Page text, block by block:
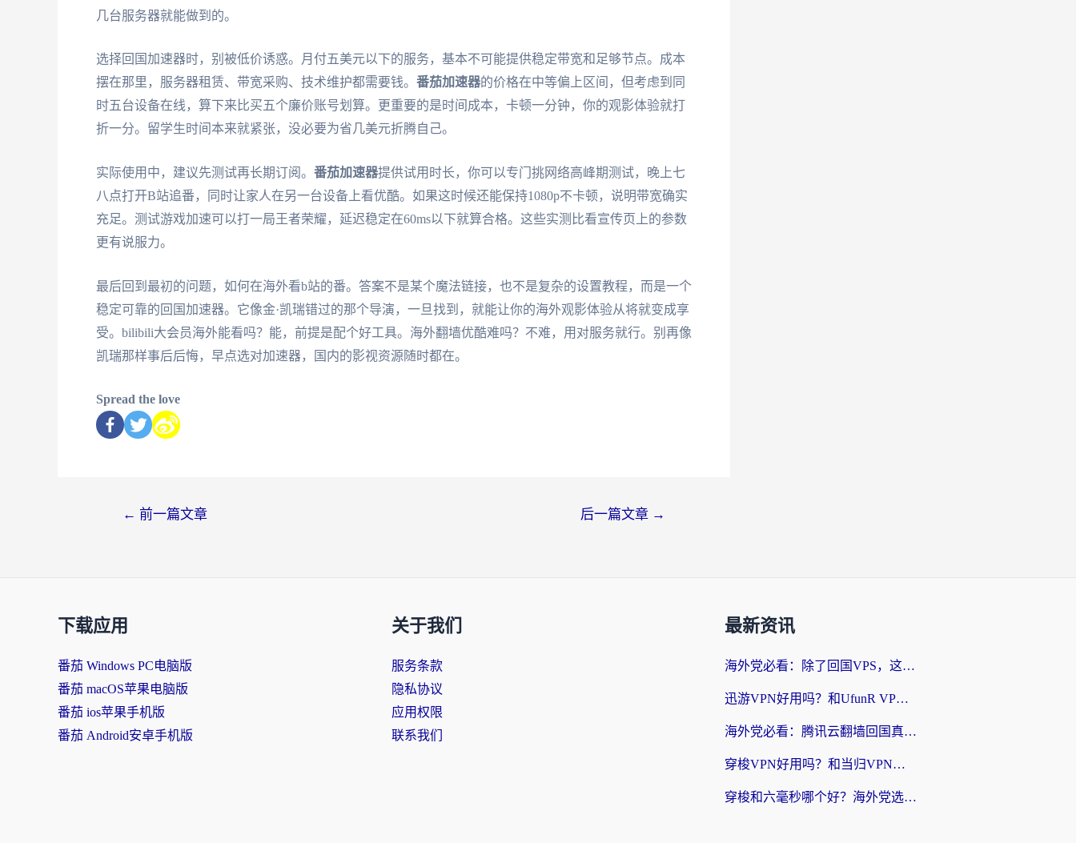
几台服务器就能做到的。
选择回国加速器时，别被低价诱惑。月付五美元以下的服务，基本不可能提供稳定带宽和足够节点。成本
摆在那里，服务器租赁、带宽采购、技术维护都需要钱。 番茄加速器的价格在中等偏上区间，但考虑到同
时五台设备在线，算下来比买五个廉价账号划算。更重要的是时间成本，卡顿一分钟，你的观影体验就打
折一分。留学生时间本来就紧张，没必要为省几美元折腾自己。
实际使用中，建议先测试再长期订阅。 番茄加速器提供试用时长，你可以专门挑网络高峰期测试，晚上七
八点打开B站追番，同时让家人在另一台设备上看优酷。如果这时候还能保持1080p不卡顿，说明带宽确实
充足。测试游戏加速可以打一局王者荣耀，延迟稳定在60ms以下就算合格。这些实测比看宣传页上的参数
更有说服力。
最后回到最初的问题，如何在海外看b站的番。答案不是某个魔法链接，也不是复杂的设置教程，而是一个
稳定可靠的回国加速器。它像金·凯瑞错过的那个导演，一旦找到，就能让你的海外观影体验从将就变成享
受。bilibili大会员海外能看吗？能，前提是配个好工具。海外翻墙优酷难吗？不难，用对服务就行。别再像
凯瑞那样事后后悔，早点选对加速器，国内的影视资源随时都在。
Spread the love
← 前一篇文章 后一篇文章 →
下载应用
番茄 Windows PC电脑版
番茄 macOS苹果电脑版
番茄 ios苹果手机版
番茄 Android安卓手机版
关于我们
服务条款
隐私协议
应用权限
联系我们
最新资讯
海外党必看：除了回国VPS，这样选加速器也能无缝刷国内资源？
迅游VPN好用吗？和UfunR VPN对比哪个回国效果更好？海外党亲测避坑指南
海外党必看：腾讯云翻墙回国真的好用吗？+ 3步选对回国加速器指南
穿梭VPN好用吗？和当归VPN对比哪个回国效果更好？海外党亲测实用指南
穿梭和六毫秒哪个好？海外党选回国加速器的避坑指南，附番茄加速器实测